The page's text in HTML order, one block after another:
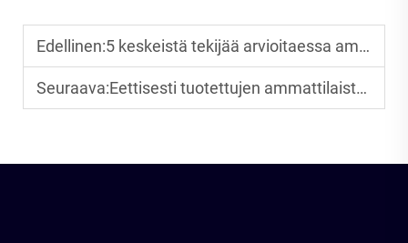
Edellinen:5 keskeistä tekijää arvioitaessa ammattilaisten teippiliitoshiusten valmistajaa Kiinassa.
Seuraava:Eettisesti tuotettujen ammattilaisten hiustenjatkojen lähdekäytännöt -oppaase